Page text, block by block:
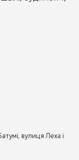
вулиця Леха і